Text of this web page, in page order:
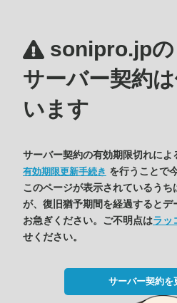
sonipro.jpの
サーバー契約
います
サーバー契約の有効期限切れによ
有効期限更新手続き を行うことで
このページが表示されているう
が、復旧猶予期間を経過すると
お急ぎください。ご不明点はラッ
せください。
サーバー契約を